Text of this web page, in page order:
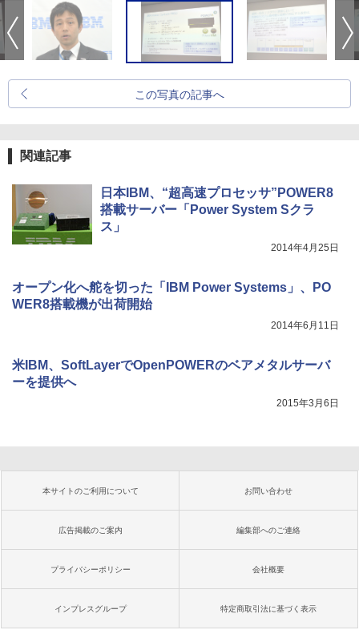
この写真の記事へ
関連記事
日本IBM、“超高速プロセッサ”POWER8
搭載サーバー「Power System Sクラ
ス」
2014年4月25日
オープン化へ舵を切った「IBM Power Systems」、PO
WER8搭載機が出荷開始
2014年6月11日
米IBM、SoftLayerでOpenPOWERのベアメタルサーバ
ーを提供へ
2015年3月6日
本サイトのご利用について お問い合わせ
広告掲載のご案内 編集部へのご連絡
プライバシーポリシー 会社概要
インプレスグループ 特定商取引法に基づく表示